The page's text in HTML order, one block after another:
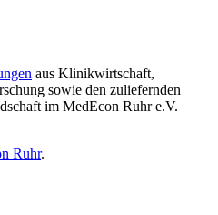
aus Klinikwirtschaft,
sowie den zuliefernden
im MedEcon Ruhr e.V.
Ruhr.